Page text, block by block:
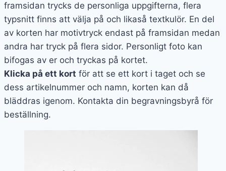
framsidan trycks de personliga uppgifterna, flera
typsnitt finns att välja på och likaså textkulör. En del
av korten har motivtryck endast på framsidan medan
andra har tryck på flera sidor. Personligt foto kan
bifogas av er och tryckas på kortet.
Klicka på ett kort för att se ett kort i taget och se
dess artikelnummer och namn, korten kan då
bläddras igenom. Kontakta din begravningsbyrå för
beställning.